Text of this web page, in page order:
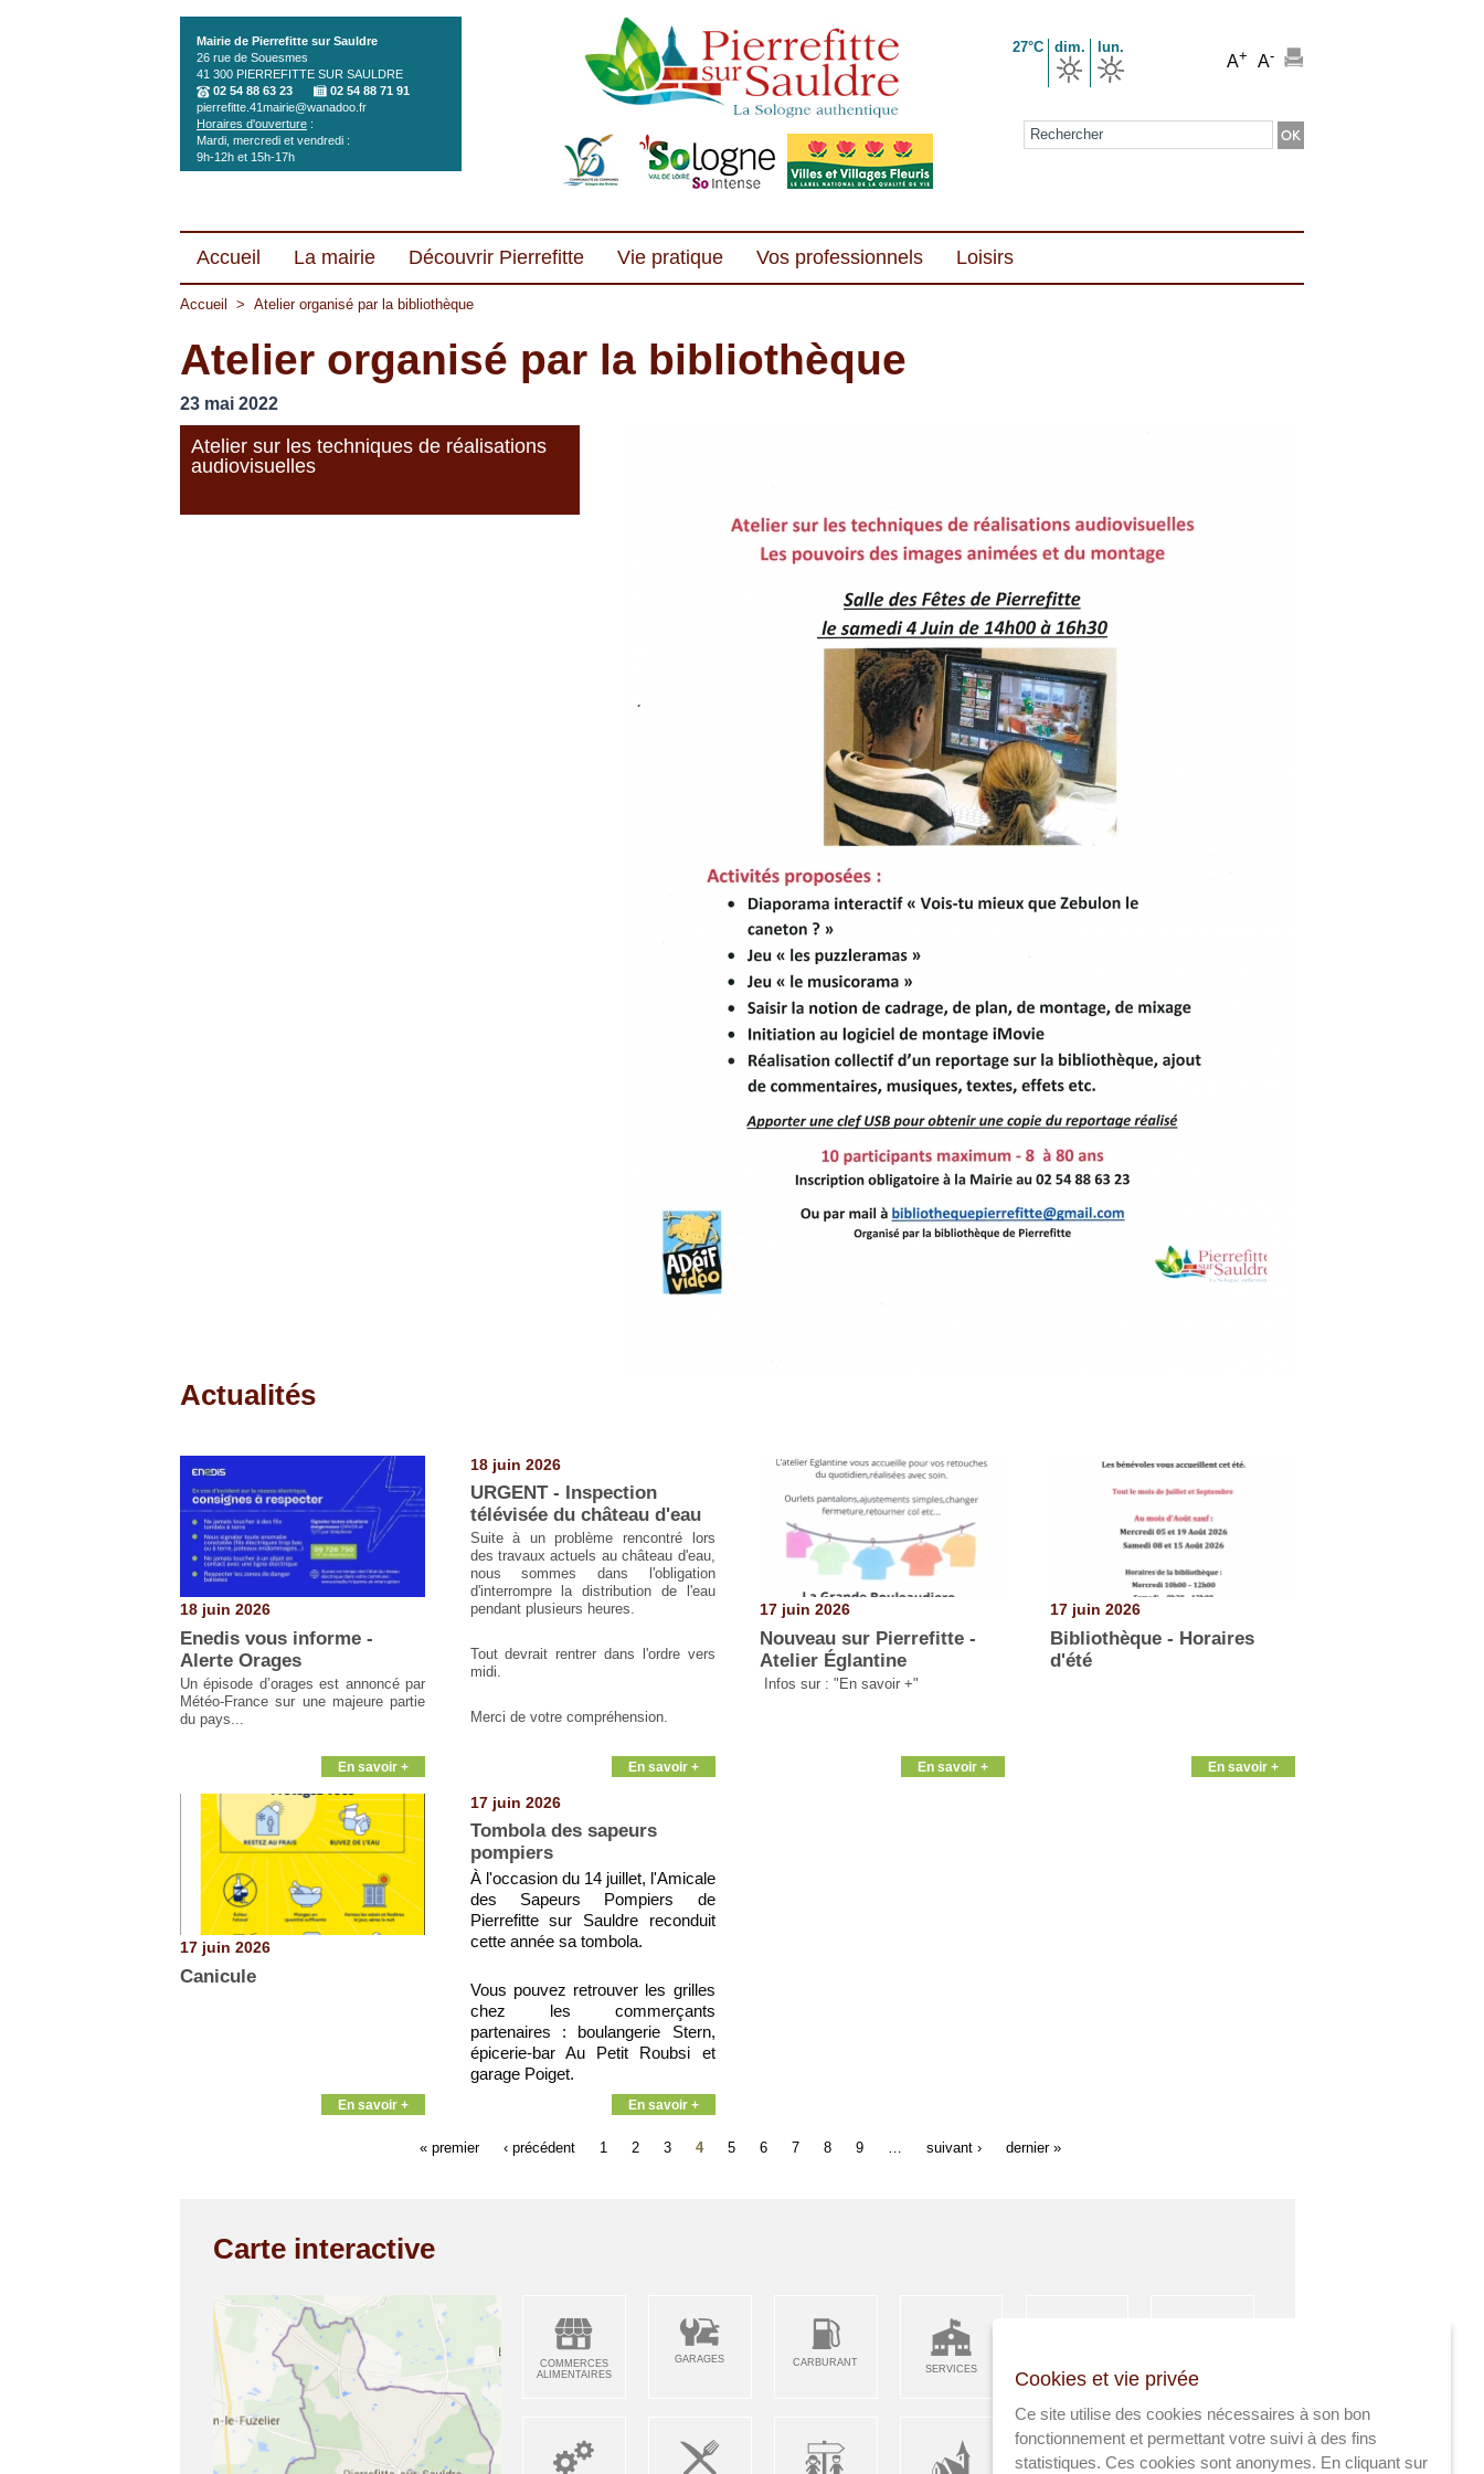
Mairie de Pierrefitte sur Sauldre
26 rue de Souesmes
41 300 PIERREFITTE SUR SAULDRE
02 54 88 63 23
02 54 88 71 91
pierrefitte.41mairie@wanadoo.fr
Horaires d'ouverture :
Mardi, mercredi et vendredi :
9h-12h et 15h-17h
27°C dim. lun.
A+ A-
Formulaire de recherche
Accueil La mairie Découvrir Pierrefitte Vie pratique Vos professionnels Loisirs
Accueil > Atelier organisé par la bibliothèque
Atelier organisé par la bibliothèque
23 mai 2022
Atelier sur les techniques de réalisations
audiovisuelles
Actualités
18 juin 2026
Enedis vous informe -
Alerte Orages
Un épisode d’orages est annoncé par
Météo-France sur une majeure partie
du pays...
En savoir +
18 juin 2026
URGENT - Inspection
télévisée du château d'eau
Suite à un problème rencontré lors
des travaux actuels au château d'eau,
nous sommes dans l'obligation
d'interrompre la distribution de l'eau
pendant plusieurs heures.
Tout devrait rentrer dans l'ordre vers
midi.
Merci de votre compréhension.
En savoir +
17 juin 2026
Nouveau sur Pierrefitte -
Atelier Églantine
Infos sur : "En savoir +"
En savoir +
17 juin 2026
Bibliothèque - Horaires
d'été
En savoir +
17 juin 2026
Canicule
En savoir +
17 juin 2026
Tombola des sapeurs
pompiers
À l'occasion du 14 juillet, l'Amicale
des Sapeurs Pompiers de
Pierrefitte sur Sauldre reconduit
cette année sa tombola.
Vous pouvez retrouver les grilles
chez les commerçants
partenaires : boulangerie Stern,
épicerie-bar Au Petit Roubsi et
garage Poiget.
En savoir +
Pages
« premier ‹ précédent 1 2 3 4 5 6 7 8 9 suivant › dernier »
Carte interactive
COMMERCES
ALIMENTAIRES
GARAGES CARBURANT
SERVICES HÉBERGEMENT
ACTIVITÉS
SPORTIVES
Cookies et vie privée
Ce site utilise des cookies nécessaires à son bon
fonctionnement et permettant votre suivi à des fins
statistiques. Ces cookies sont anonymes. En cliquant sur